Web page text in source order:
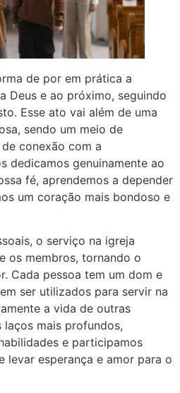
de por em prática a
Deus e ao próximo, seguindo
Esse ato vai além de uma
sendo um meio de
conexão com a
dedicamos genuinamente ao
fé, aprendemos a depender
um coração mais bondoso e
o serviço na igreja
os membros, tornando o
Cada pessoa tem um dom e
ser utilizados para servir na
a vida de outras
laços mais profundos,
e participamos
levar esperança e amor para o